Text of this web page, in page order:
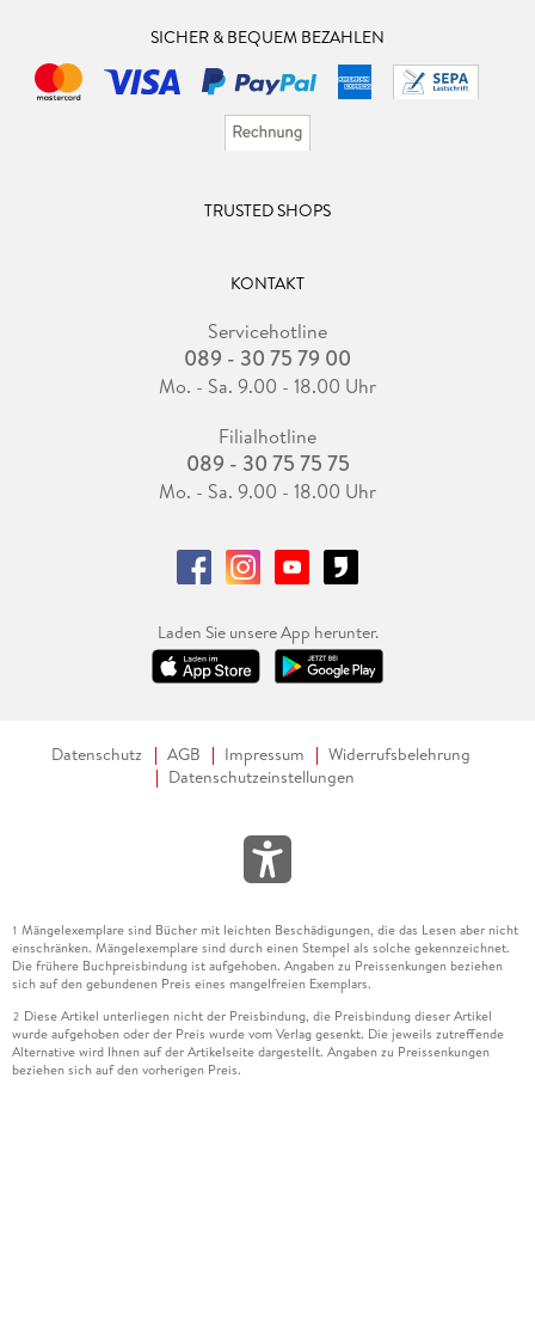
SICHER & BEQUEM BEZAHLEN
TRUSTED SHOPS
KONTAKT
Servicehotline
089 - 30 75 79 00
Mo. - Sa. 9.00 - 18.00 Uhr
Filialhotline
089 - 30 75 75 75
Mo. - Sa. 9.00 - 18.00 Uhr
Laden Sie unsere App herunter.
Datenschutz AGB Impressum
Widerrufsbelehrung
Datenschutzeinstellungen
1 Mängelexemplare sind Bücher mit leichten Beschädigungen, die das Lesen aber nicht
einschränken. Mängelexemplare sind durch einen Stempel als solche gekennzeichnet.
Die frühere Buchpreisbindung ist aufgehoben. Angaben zu Preissenkungen beziehen
sich auf den gebundenen Preis eines mangelfreien Exemplars.
2 Diese Artikel unterliegen nicht der Preisbindung, die Preisbindung dieser Artikel
wurde aufgehoben oder der Preis wurde vom Verlag gesenkt. Die jeweils zutreffende
Alternative wird Ihnen auf der Artikelseite dargestellt. Angaben zu Preissenkungen
beziehen sich auf den vorherigen Preis.